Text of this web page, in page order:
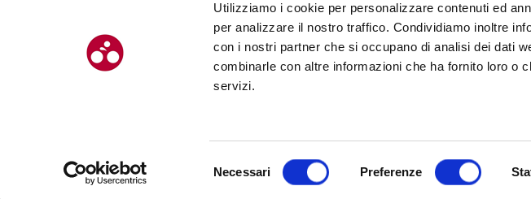
Utilizziamo i cookie per personalizzare contenuti ed
per analizzare il nostro traffico. Condividiamo inoltre
con i nostri partner che si occupano di analisi dei dati
combinarle con altre informazioni che ha fornito loro o
servizi.
Necessari Preferenze
CHI SIAMO
CONTATTI
STRADA
GRAVEL
URBAN
© Chilometro 162 srl – P.I. 04522410408 – Via Soardi 5, 47921 – Rimini (RN)
Realizzato da SUNTIMES